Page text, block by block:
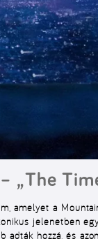
„The
amelyet a
jelenetben
adták hozzá, és